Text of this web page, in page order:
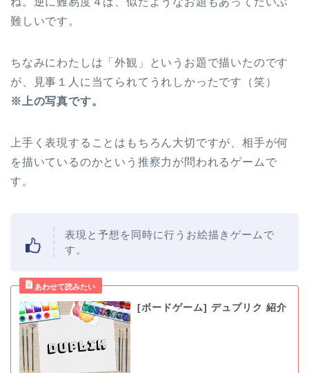
難しいです。
ちなみにわたしは「外観」というお題で描いたのです
が、見事１人に当てられてうれしかったです（笑）
※上の写真です。
上手く表現することはもちろん大切ですが、相手が何
を描いているのかという推察力が問われるゲームで
す。
表現と予想を同時に行うお絵描きゲームで
す。
[ボードゲーム] デュプリク 紹介